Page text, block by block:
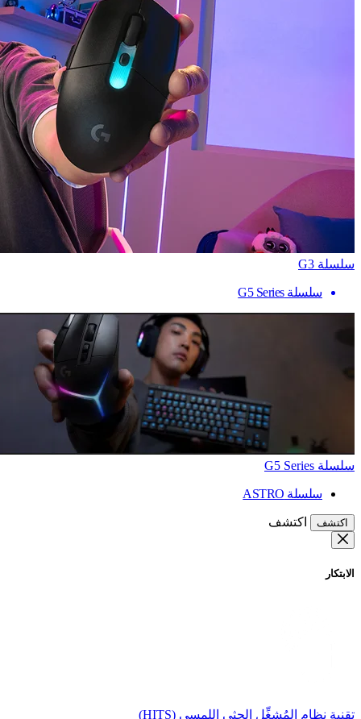
سلسلة G3
سلسلة G5 Series
سلسلة G5 Series
سلسلة ASTRO
اكتشف اكتشف
الابتكار
تقنية نظام المُشغِّل الحثي اللمسي (HITS)